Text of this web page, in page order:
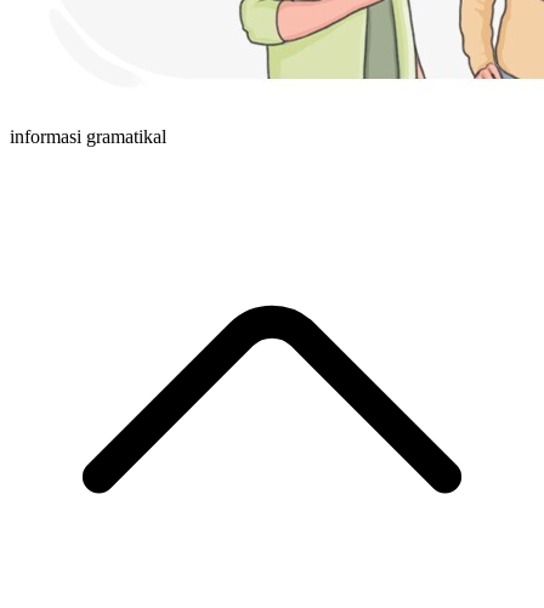
informasi gramatikal